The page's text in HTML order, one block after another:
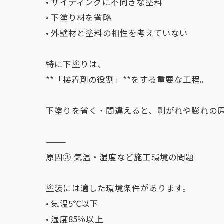
• 下塗り材を省略
• 外壁材と塗料の相性を考えていない
特に下塗りは、
**「接着剤の役割」**をする重要な工程。
下塗りを省く・間違えると、剥がれや膨れの
⸻
原因③ 気温・湿度など施工環境の問題
塗装には適した環境条件があります。
• 気温5℃以下
• 湿度85％以上